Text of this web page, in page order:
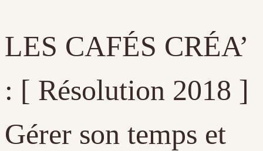
LES CAFÉS CRÉA’
: [ Résolution 2018 ]
Gérer son temps et